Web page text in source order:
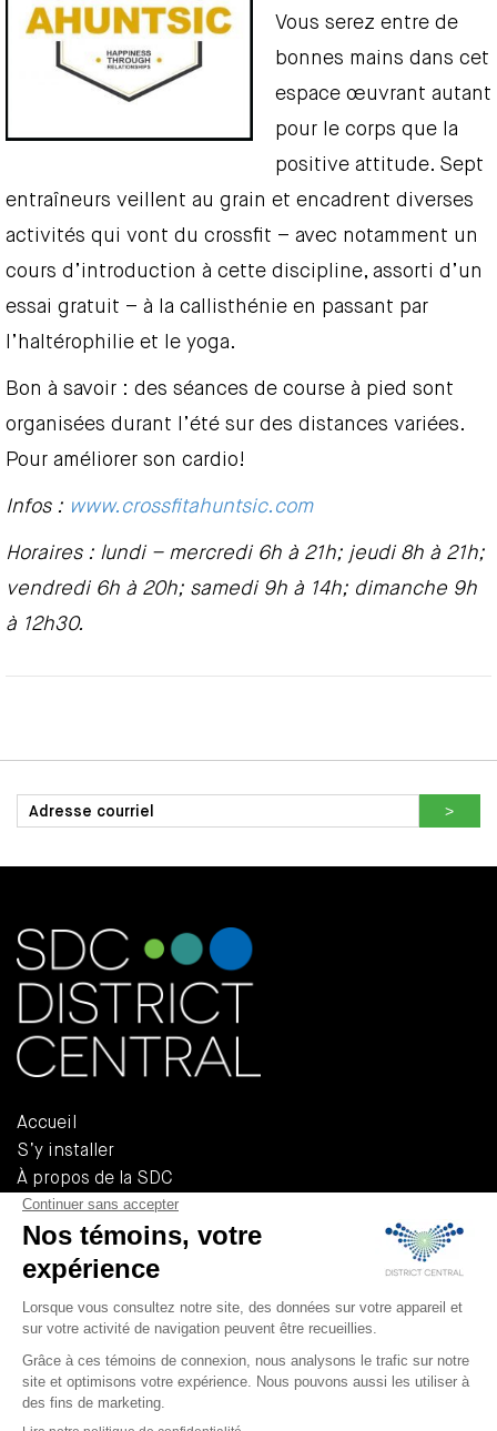
Vous serez entre de
bonnes mains dans cet
espace œuvrant autant
pour le corps que la
positive attitude. Sept
entraîneurs veillent au grain et encadrent diverses
activités qui vont du crossfit – avec notamment un
cours d’introduction à cette discipline, assorti d’un
essai gratuit – à la callisthénie en passant par
l’haltérophilie et le yoga.
Bon à savoir : des séances de course à pied sont
organisées durant l’été sur des distances variées.
Pour améliorer son cardio!
Infos : www.crossfitahuntsic.com
Horaires : lundi – mercredi 6h à 21h; jeudi 8h à 21h;
vendredi 6h à 20h; samedi 9h à 14h; dimanche 9h
à 12h30.
Accueil
S’y installer
À propos de la SDC
Documents de référence
Politiques et règlements
Montréal (QUÉBEC) H2N 2H7
T 514 379-3232
F 514 379-3233
info@district-central.ca